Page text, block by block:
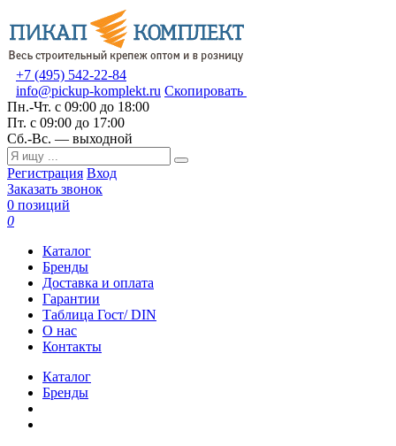
+7 (495) 542-22-84
info@pickup-komplekt.ru Скопировать
Пн.-Чт. с 09:00 до 18:00
Пт. с 09:00 до 17:00
Сб.-Вс. — выходной
Регистрация Вход
Заказать звонок
0 позиций
0
Каталог
Бренды
Доставка и оплата
Гарантии
Таблица Гост/ DIN
О нас
Контакты
Каталог
Бренды